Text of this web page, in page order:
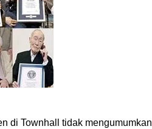
di Townhall tidak mengumumkan